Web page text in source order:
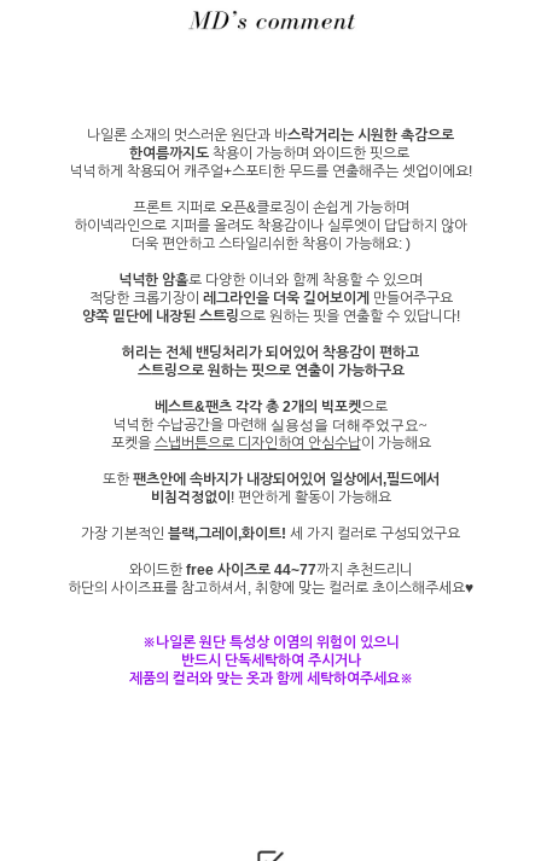
나일론 소재의 멋스러운 원단과 바스락거리는 시원한 촉감으로
한여름까지도착용이 가능하며 와이드한 핏으로
넉넉하게 착용되어 캐주얼+스포티한 무드를 연출해주는 셋업이에요!
프론트 지퍼로 오픈&클로징이 손쉽게 가능하며
하이넥라인으로 지퍼를 올려도 착용감이나 실루엣이 답답하지 않아
더욱 편안하고 스타일리쉬한 착용이 가능해요: )
넉넉한 암홀로 다양한 이너와 함께 착용할 수 있으며
적당한 크롭기장이 레그라인을 더욱 길어보이게 만들어주구요
양쪽 밑단에 내장된 스트링으로 원하는 핏을 연출할 수 있답니다!
허리는 전체 밴딩처리가 되어있어 착용감이 편하고
스트링으로 원하는 핏으로 연출이 가능하구요
베스트&팬츠 각각 총 2개의 빅포켓으로
넉넉한 수납공간을 마련해 실용성을 더해주었구요~
포켓을 스냅버튼으로 디자인하여 안심수납이 가능해요
또한 팬츠안에 속바지가 내장되어있어 일상에서,필드에서
비침걱정없이 ! 편안하게 활동이 가능해요
가장 기본적인 블랙,그레이,화이트! 세 가지 컬러로 구성되었구요
와이드한free 사이즈로 44~77까지 추천드리니
하단의 사이즈표를 참고하셔서, 취향에 맞는 컬러로 초이스해주세요♥
※나일론 원단 특성상 이염의 위험이 있으니
반드시 단독세탁하여 주시거나
제품의 컬러와 맞는 옷과 함께 세탁하여주세요※